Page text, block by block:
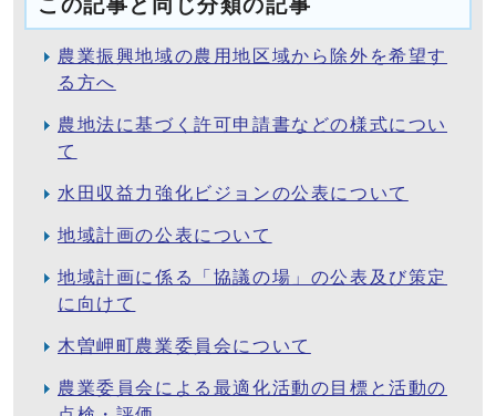
農業振興地域の農用地区域から除外を希望す
る方へ
農地法に基づく許可申請書などの様式につい
て
水田収益力強化ビジョンの公表について
地域計画の公表について
地域計画に係る「協議の場」の公表及び策定
に向けて
木曽岬町農業委員会について
農業委員会による最適化活動の目標と活動の